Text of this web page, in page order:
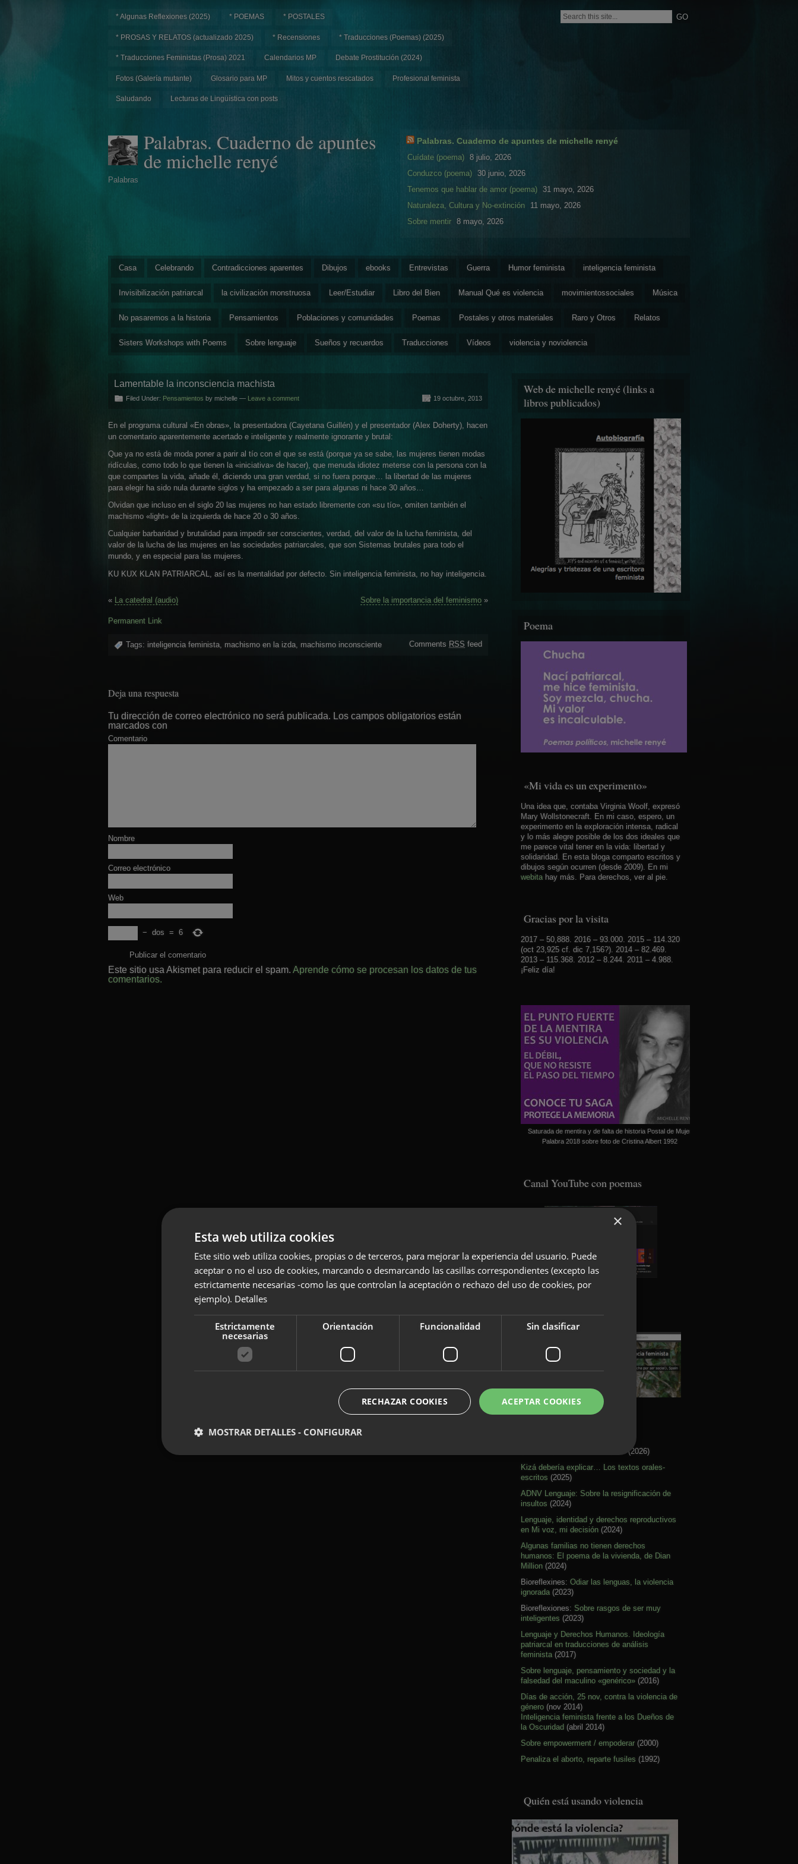
* Algunas Reflexiones (2025) * POEMAS * POSTALES
* PROSAS Y RELATOS (actualizado 2025) * Recensiones * Traducciones (Poemas) (2025)
* Traducciones Feministas (Prosa) 2021 Calendarios MP Debate Prostitución (2024)
Fotos (Galería mutante) Glosario para MP Mitos y cuentos rescatados Profesional feminista
Saludando Lecturas de Lingüística con posts
Palabras. Cuaderno de apuntes
de michelle renyé
Palabras
Palabras. Cuaderno de apuntes de michelle renyé
Cuídate (poema) 8 julio, 2026
Conduzco (poema)
30 junio, 2026
Tenemos que hablar de amor (poema) 31 mayo, 2026
Naturaleza, Cultura y No-extinción
11 mayo, 2026
Sobre mentir 8 mayo, 2026
Casa Celebrando Contradicciones aparentes Dibujos ebooks Entrevistas Guerra Humor feminista inteligencia feminista
Invisibilización patriarcal la civilización monstruosa Leer/Estudiar Libro del Bien Manual Qué es violencia movimientossociales Música
No pasaremos a la historia Pensamientos Poblaciones y comunidades Poemas Postales y otros materiales Raro y Otros Relatos
Sisters Workshops with Poems Sobre lenguaje Sueños y recuerdos Traducciones Vídeos violencia y noviolencia
Lamentable la inconsciencia machista
Filed Under: Pensamientos by michelle — Leave a comment 19 octubre, 2013
En el programa cultural «En obras», la presentadora (Cayetana Guillén) y el presentador (Alex Doherty), hacen
un comentario aparentemente acertado e inteligente y realmente ignorante y brutal:
Que ya no está de moda poner a parir al tío con el que se está (porque ya se sabe, las mujeres tienen modas
ridículas, como todo lo que tienen la «iniciativa» de hacer), que menuda idiotez meterse con la persona con la
que compartes la vida, añade él, diciendo una gran verdad, si no fuera porque… la libertad de las mujeres
para elegir ha sido nula durante siglos y ha empezado a ser para algunas ni hace 30 años…
Olvidan que incluso en el siglo 20 las mujeres no han estado libremente con «su tío», omiten también el
machismo «light» de la izquierda de hace 20 o 30 años.
Cualquier barbaridad y brutalidad para impedir ser conscientes, verdad, del valor de la lucha feminista, del
valor de la lucha de las mujeres en las sociedades patriarcales, que son Sistemas brutales para todo el
mundo, y en especial para las mujeres.
KU KUX KLAN PATRIARCAL, así es la mentalidad por defecto. Sin inteligencia feminista, no hay inteligencia.
« La catedral (audio) Sobre la importancia del feminismo »
Permanent Link
Tags: inteligencia feminista, machismo en la izda, machismo inconsciente Comments RSS feed
Deja una respuesta
Tu dirección de correo electrónico no será publicada. Los campos obligatorios están
marcados con
Comentario
Nombre
Correo electrónico
Web
− dos = 6
Este sitio usa Akismet para reducir el spam. Aprende cómo se procesan los datos de tus
comentarios.
Web de michelle renyé (links a
libros publicados)
Poema
«Mi vida es un experimento»
Una idea que, contaba Virginia Woolf, expresó
Mary Wollstonecraft. En mi caso, espero, un
experimento en la exploración intensa, radical
y lo más alegre posible de los dos ideales que
me parece vital tener en la vida: libertad y
solidaridad. En esta bloga comparto escritos y
dibujos según ocurren (desde 2009). En mi
webita hay más. Para derechos, ver al pie.
Gracias por la visita
2017 – 50,888. 2016 – 93.000. 2015 – 114.320
(oct 23,925 cf. dic 7,156?). 2014 – 82.469.
2013 – 115.368. 2012 – 8.244. 2011 – 4.988.
¡Feliz día!
Saturada de mentira y de falta de historia Postal de Mujer
Palabra 2018 sobre foto de Cristina Albert 1992
Canal YouTube con poemas
Soundcloud con poemas
(2026)
Kizá debería explicar… Los textos orales-
escritos (2025)
ADNV Lenguaje: Sobre la resignificación de
insultos (2024)
Lenguaje, identidad y derechos reproductivos
en Mi voz, mi decisión (2024)
Algunas familias no tienen derechos
humanos: El poema de la vivienda, de Dian
Million (2024)
Bioreflexines: Odiar las lenguas, la violencia
ignorada (2023)
Bioreflexiones: Sobre rasgos de ser muy
inteligentes (2023)
Lenguaje y Derechos Humanos. Ideología
patriarcal en traducciones de análisis
feminista (2017)
Sobre lenguaje, pensamiento y sociedad y la
falsedad del maculino «genérico» (2016)
Días de acción, 25 nov, contra la violencia de
género (nov 2014)
Inteligencia feminista frente a los Dueños de
la Oscuridad (abril 2014)
Sobre empowerment / empoderar (2000)
Penaliza el aborto, reparte fusiles (1992)
Quién está usando violencia
×
Esta web utiliza cookies
Este sitio web utiliza cookies, propias o de terceros, para mejorar la experiencia del usuario. Puede
aceptar o no el uso de cookies, marcando o desmarcando las casillas correspondientes (excepto las
estrictamente necesarias -como las que controlan la aceptación o rechazo del uso de cookies, por
ejemplo). Detalles
Estrictamente
necesarias
Orientación Funcionalidad Sin clasificar
ACEPTAR COOKIES
RECHAZAR COOKIES
MOSTRAR DETALLES - CONFIGURAR